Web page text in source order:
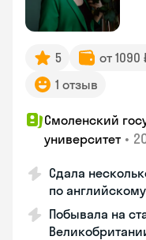
5 от 1090
1 отзыв
Смоленский
университет •
Сдала
по
Побывала на